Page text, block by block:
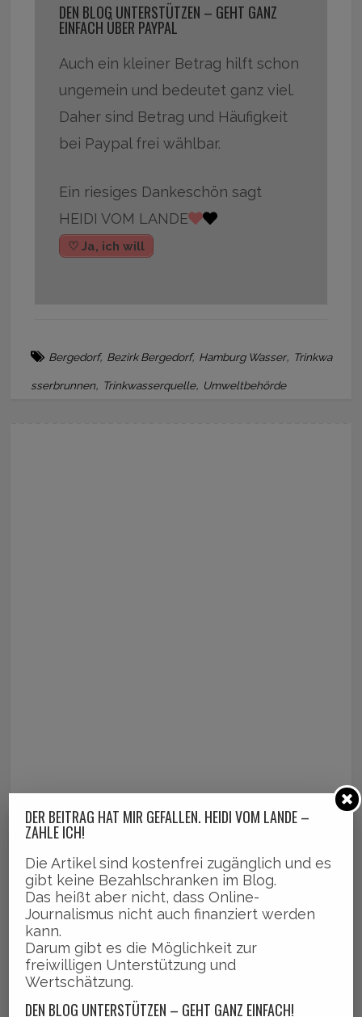
DEN BLOG UNTERSTÜTZEN – GEHT GANZ
EINFACH ÜBER PAYPAL
Auch ein kleiner Betrag hilft schon
ungemein und bedeutet ganz viel.
Daher sind Betrag und Häufigkeit
bei Paypal frei wählbar.
Ein riesiges Dankeschön sagt
HEIDI VOM LANDE
♡ Ja, ich will
Bergedorf, Bezirk Bergedorf, Hamburg Wasser, Trinkwa
sserbrunnen, Trinkwasserquelle, Umweltbehörde
DER BEITRAG HAT MIR GEFALLEN. HEIDI VOM LANDE –
ZAHLE ICH!
Die Artikel sind kostenfrei zugänglich und es
gibt keine Bezahlschranken im Blog.
Das heißt aber nicht, dass Online-
Journalismus nicht auch finanziert werden
kann.
Darum gibt es die Möglichkeit zur
freiwilligen Unterstützung und
Wertschätzung.
DEN BLOG UNTERSTÜTZEN – GEHT GANZ EINFACH!